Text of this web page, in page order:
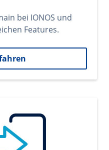
bei IONOS und
Features.